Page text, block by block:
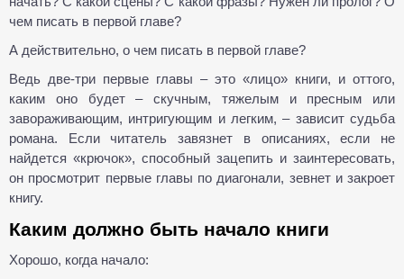
чем писать в первой главе?
А действительно, о чем писать в первой главе?
Ведь две-три первые главы – это «лицо» книги, и оттого,
каким оно будет – скучным, тяжелым и пресным или
завораживающим, интригующим и легким, – зависит судьба
романа. Если читатель завязнет в описаниях, если не
найдется «крючок», способный зацепить и заинтересовать,
он просмотрит первые главы по диагонали, зевнет и закроет
книгу.
Каким должно быть начало книги
Хорошо, когда начало: